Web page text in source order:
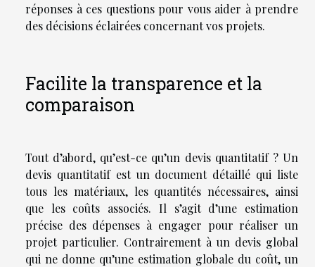
réponses à ces questions pour vous aider à prendre
des décisions éclairées concernant vos projets.
Facilite la transparence et la
comparaison
Tout d’abord, qu’est-ce qu’un devis quantitatif ? Un
devis quantitatif est un document détaillé qui liste
tous les matériaux, les quantités nécessaires, ainsi
que les coûts associés. Il s’agit d’une estimation
précise des dépenses à engager pour réaliser un
projet particulier. Contrairement à un devis global
qui ne donne qu’une estimation globale du coût, un